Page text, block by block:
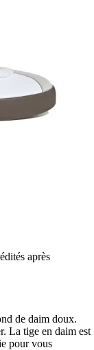
après
de daim doux.
La tige en daim est
pour vous